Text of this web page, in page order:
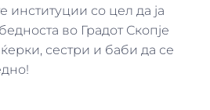
институции со цел да ја
во Градот Скопје
сестри и баби да се